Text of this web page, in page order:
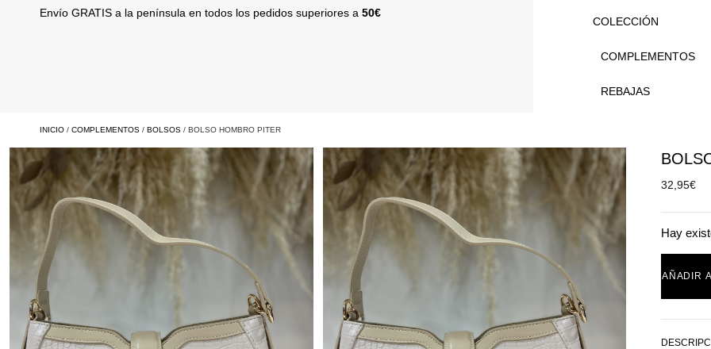
Envío GRATIS a la península en todos los pedidos superiores a 50€
COLECCIÓN
COMPLEMENTOS
REBAJAS
INICIO / COMPLEMENTOS / BOLSOS / BOLSO HOMBRO PITER
32,95€
Hay
AÑADIR